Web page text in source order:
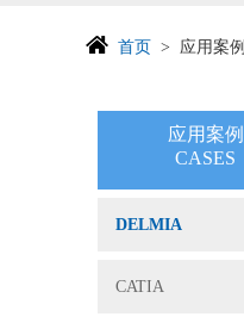
首页 应用案例
应用案例
CASES
DELMIA
CATIA